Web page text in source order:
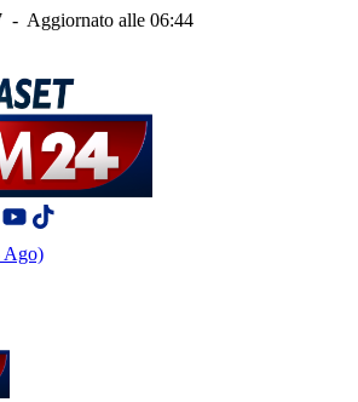
- Aggiornato alle 06:44
Ago)